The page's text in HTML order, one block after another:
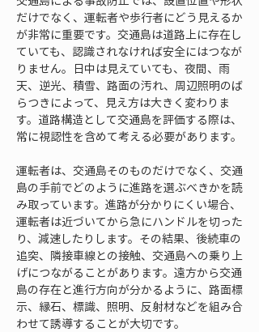
だけでなく、運転者や歩行者にどう見えるか
が非常に重要です。交通島は道路上に存在し
ていても、認識されなければ安全にはつなが
りません。日中は見えていても、夜間、雨
天、逆光、積雪、路面の汚れ、周辺照明のば
らつきによって、見え方は大きく変わりま
す。道路構造として交通島を評価する際は、
常に視認性を含めて考える必要があります。
運転者は、交通島そのものだけでなく、交通
島の手前でどのように進路を選ぶべきかを読
み取っています。進路が分かりにくい場合、
運転者は近づいてから急にハンドルを切った
り、減速したりします。その結果、後続車の
追突、隣接車線との接触、交通島への乗り上
げにつながることがあります。遠方から交通
島の存在と進行方向が分かるように、路面標
示、縁石、標識、照明、反射材などを組み合
わせて誘導することが大切です。